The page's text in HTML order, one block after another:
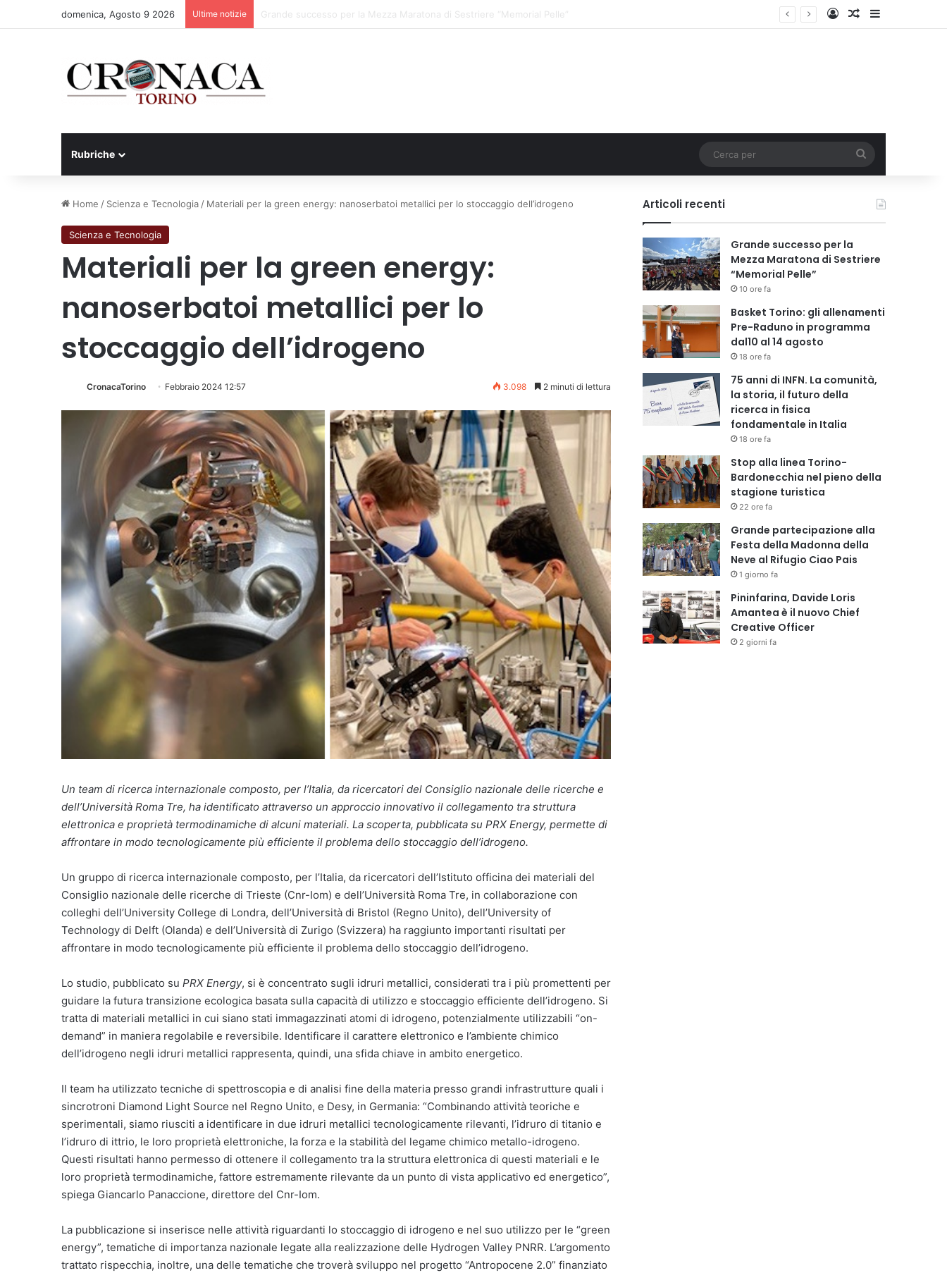
domenica, Agosto 9 2026 Ultime notizie Basket Torino: gli allenamenti Pre-Raduno in programma dal10 al 14 agosto AccediUn articolo a
Rubriche
per
Home / Scienza e Tecnologia / Materiali per la green energy: nanoserbatoi metallici per lo stoccaggio dell’idrogeno
Scienza e Tecnologia
Materiali per la green energy:
nanoserbatoi metallici per lo
stoccaggio dell’idrogeno
CronacaTorino Febbraio 2024 12:57 3.098 2 minuti di lettura
Un team di ricerca internazionale composto, per l’Italia, da ricercatori del Consiglio nazionale delle ricerche e
dell’Università Roma Tre, ha identificato attraverso un approccio innovativo il collegamento tra struttura
elettronica e proprietà termodinamiche di alcuni materiali. La scoperta, pubblicata su PRX Energy, permette di
affrontare in modo tecnologicamente più efficiente il problema dello stoccaggio dell’idrogeno.
Un gruppo di ricerca internazionale composto, per l’Italia, da ricercatori dell’Istituto officina dei materiali del
Consiglio nazionale delle ricerche di Trieste (Cnr-Iom) e dell’Università Roma Tre, in collaborazione con
colleghi dell’University College di Londra, dell’Università di Bristol (Regno Unito), dell’University of
Technology di Delft (Olanda) e dell’Università di Zurigo (Svizzera) ha raggiunto importanti risultati per
affrontare in modo tecnologicamente più efficiente il problema dello stoccaggio dell’idrogeno.
Lo studio, pubblicato su PRX Energy, si è concentrato sugli idruri metallici, considerati tra i più promettenti per
guidare la futura transizione ecologica basata sulla capacità di utilizzo e stoccaggio efficiente dell’idrogeno. Si
tratta di materiali metallici in cui siano stati immagazzinati atomi di idrogeno, potenzialmente utilizzabili “on-
demand” in maniera regolabile e reversibile. Identificare il carattere elettronico e l’ambiente chimico
dell’idrogeno negli idruri metallici rappresenta, quindi, una sfida chiave in ambito energetico.
Il team ha utilizzato tecniche di spettroscopia e di analisi fine della materia presso grandi infrastrutture quali i
sincrotroni Diamond Light Source nel Regno Unito, e Desy, in Germania: “Combinando attività teoriche e
sperimentali, siamo riusciti a identificare in due idruri metallici tecnologicamente rilevanti, l’idruro di titanio e
l’idruro di ittrio, le loro proprietà elettroniche, la forza e la stabilità del legame chimico metallo-idrogeno.
Questi risultati hanno permesso di ottenere il collegamento tra la struttura elettronica di questi materiali e le
loro proprietà termodinamiche, fattore estremamente rilevante da un punto di vista applicativo ed energetico”,
spiega Giancarlo Panaccione, direttore del Cnr-Iom.
La pubblicazione si inserisce nelle attività riguardanti lo stoccaggio di idrogeno e nel suo utilizzo per le “green
energy”, tematiche di importanza nazionale legate alla realizzazione delle Hydrogen Valley PNRR. L’argomento
trattato rispecchia, inoltre, una delle tematiche che troverà sviluppo nel progetto “Antropocene 2.0” finanziato
Articoli recenti
Grande successo per la
Mezza Maratona di Sestriere
“Memorial Pelle”
10 ore fa
Basket Torino: gli allenamenti
Pre-Raduno in programma
dal10 al 14 agosto
18 ore fa
75 anni di INFN. La comunità,
la storia, il futuro della
ricerca in fisica
fondamentale in Italia
18 ore fa
Stop alla linea Torino-
Bardonecchia nel pieno della
stagione turistica
22 ore fa
Grande partecipazione alla
Festa della Madonna della
Neve al Rifugio Ciao Pais
1 giorno fa
Pininfarina, Davide Loris
Amantea è il nuovo Chief
Creative Officer
2 giorni fa